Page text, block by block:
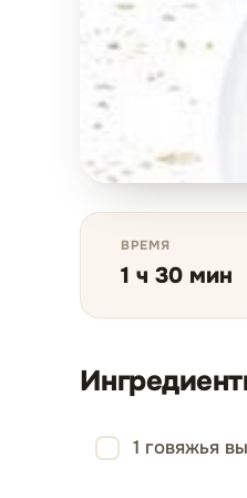
ВРЕМЯ
1 ч 30 мин
1 говяжья